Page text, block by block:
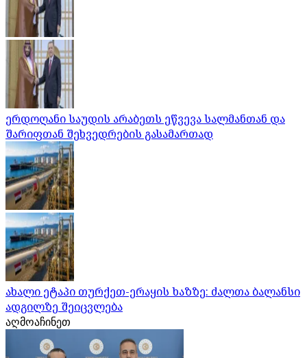
ერდოღანი საუდის არაბეთს ეწვევა სალმანთან და
შარიფთან შეხვედრების გასამართად
ახალი ეტაპი თურქეთ-ერაყის ხაზზე: ძალთა ბალანსი
ადგილზე შეიცვლება
აღმოაჩინეთ